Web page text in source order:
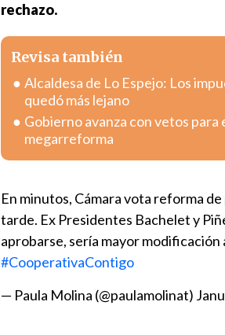
rechazo.
Revisa también
Alcaldesa de Lo Espejo: Los
quedó más lejano
Gobierno avanza con vetos
megarreforma
En minutos, Cámara vota reforma
tarde. Ex Presidentes Bachelet y
aprobarse, sería mayor modificación
#CooperativaContigo
— Paula Molina (@paulamolinat)